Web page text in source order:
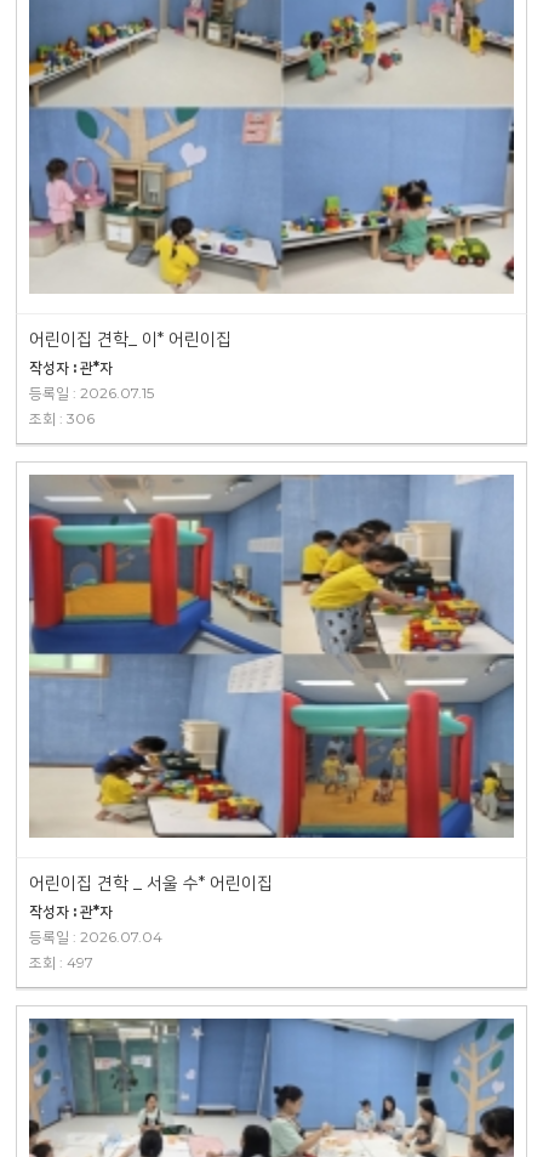
어린이집 견학_ 이* 어린이집
작성자 : 관*자
등록일 : 2026.07.15
조회 : 306
어린이집 견학 _ 서울 수* 어린이집
작성자 : 관*자
등록일 : 2026.07.04
조회 : 497